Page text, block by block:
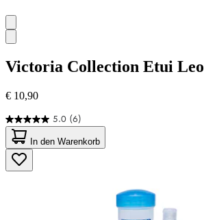
Victoria Collection Etui Leo
€ 10,90
5.0 (6)
5.0
von
5
Sternen.
6
In den Warenkorb